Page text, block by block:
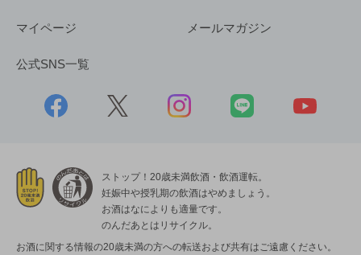
マイページ メールマガジン
公式SNS一覧
ストップ！20歳未満飲酒・飲酒運転。
妊娠中や授乳期の飲酒はやめましょう。
お酒はなによりも適量です。
のんだあとはリサイクル。
お酒に関する情報の20歳未満の方への転送および共有はご遠慮ください。